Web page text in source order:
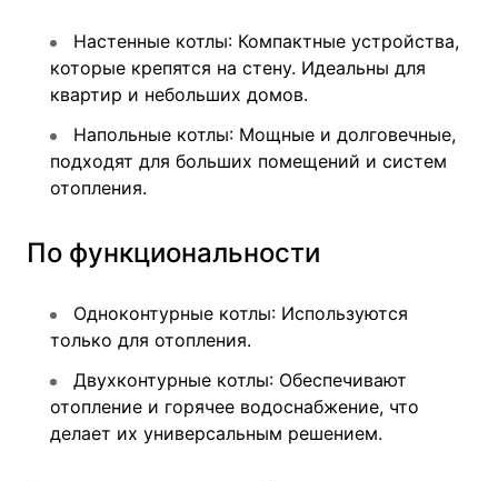
Настенные котлы: Компактные устройства,
которые крепятся на стену. Идеальны для
квартир и небольших домов.
Напольные котлы: Мощные и долговечные,
подходят для больших помещений и систем
отопления.
По функциональности
Одноконтурные котлы: Используются
только для отопления.
Двухконтурные котлы: Обеспечивают
отопление и горячее водоснабжение, что
делает их универсальным решением.